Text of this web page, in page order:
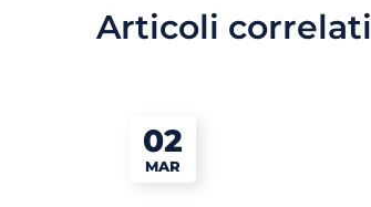
Articoli correlati
02
MAR